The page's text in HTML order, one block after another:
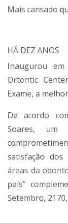
Mais cansado
HÁ DEZ ANOS
Inaugurou
Ortontic
Exame, a
De acordo
Soares, um
satisfação
áreas da
país”
Setembro,